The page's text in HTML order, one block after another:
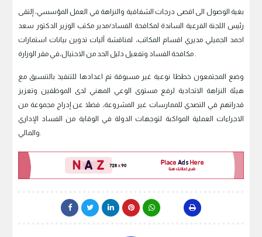
بغية الوصول الى اقصى درجات الشفافية والنزاهة في العمل المؤسسي، إلتقى
رئيس اللجنة الفرعية الساندة لمكافحة الفساد/مدير مكتب الوزير الدكتور سعد
احمد الجميلي مديري اقسام المكاتب، لمناقشة آليات تدوين بيانات استمارات
وضع المجتمعون خططا نوعية غير مسبوقة تم اعدادها للتنفيذ بالتنسيق مع
هيئة النزاهة الاتحادية لرفع مستوى الوعي المهني لدى الموظفين وتعزيز
قدراتهم في التصدي للممارسات غير المشروعة، فضلا عن إدراج مجموعة من
الاجراءات العملية المواكبة لتوجهات الدولة في الوقاية من الفساد الإداري